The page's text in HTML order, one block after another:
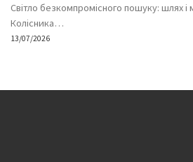
Світло безкомпромісного пошуку: шлях і
Колісника…
13/07/2026